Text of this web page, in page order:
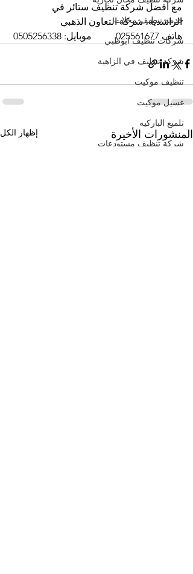
خدمة تنظيف محلات
شركات تنظيف ابوظبي
شركة تنظيف في الزاهية
تنظيف موكيت
غسيل موكيت
تلميع الباركيه
شركة تنظيف مستودعات
مع أفضل شركة تنظيف ستائر في
الراشدية، شركة التعاون الذهبي
هاتف 025561677          موبايل: 0505256338
المنشورات الأخيرة إظهار الكل